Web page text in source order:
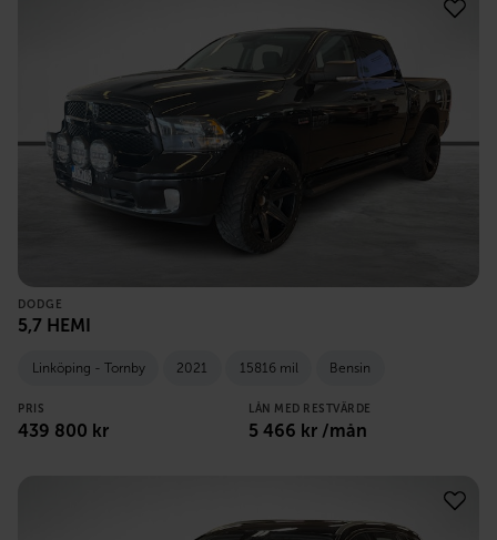
DODGE
5,7 HEMI
Linköping - Tornby 2021 15816 mil Bensin
PRIS
439 800 kr
LÅN MED RESTVÄRDE
5 466 kr /mån